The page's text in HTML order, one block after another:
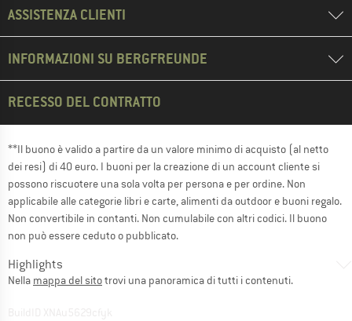
ASSISTENZA CLIENTI
INFORMAZIONI SU BERGFREUNDE
RECESSO DEL CONTRATTO
**Il buono è valido a partire da un valore minimo di acquisto (al netto
dei resi) di 40 euro. I buoni per la creazione di un account cliente si
possono riscuotere una sola volta per persona e per ordine. Non
applicabile alle categorie libri e carte, alimenti da outdoor e buoni regalo.
Non convertibile in contanti. Non cumulabile con altri codici. Il buono
non può essere ceduto o pubblicato.
Highlights
Nella mappa del sitotrovi una panoramica di tutti i contenuti.